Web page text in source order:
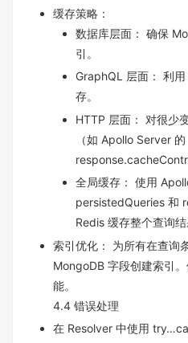
缓存策略：
数据库层面： 确保
引。
GraphQL 层面： 利
存。
HTTP 层面： 对很少
（如 Apollo Server 的
全局缓存： 使用
persistedQueries 和
Redis 缓存整个查询结
索引优化： 为所有在查询
MongoDB 字段创建索引
能。
4.4 错误处理
在 Resolver 中使用